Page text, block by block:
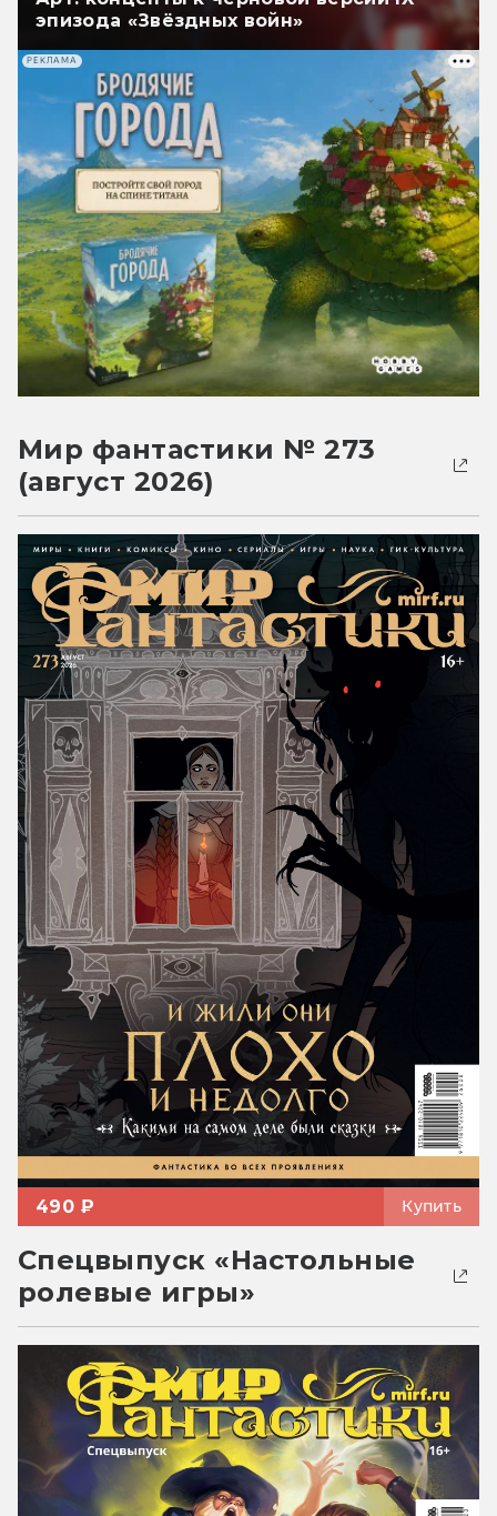
эпизода «Звёздных войн»
РЕКЛАМА
Мир фантастики № 273
(август 2026)
490 ₽ Купить
Спецвыпуск «Настольные
ролевые игры»